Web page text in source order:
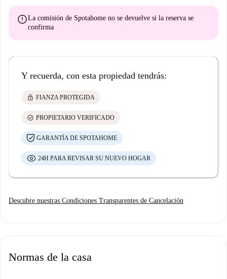
errorLa comisión de Spotahome no se devuelve si la reserva se
confirma
Y recuerda, con esta propiedad tendrás:
lock FIANZA PROTEGIDA
check_circle PROPIETARIO VERIFICADO
GARANTÍA DE SPOTAHOME
24H PARA REVISAR SU NUEVO HOGAR
Descubre nuestras Condiciones Transparentes de Cancelación
Normas de la casa